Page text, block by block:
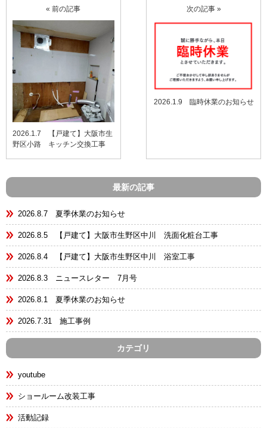
« 前の記事
2026.1.7 【戸建て】大阪市生
野区小路 キッチン交換工事
次の記事 »
2026.1.9 臨時休業のお知らせ
最新の記事
2026.8.7 夏季休業のお知らせ
2026.8.5 【戸建て】大阪市生野区中川 洗面化粧台工事
2026.8.4 【戸建て】大阪市生野区中川 浴室工事
2026.8.3 ニュースレター 7月号
2026.8.1 夏季休業のお知らせ
2026.7.31 施工事例
カテゴリ
youtube
ショールーム改装工事
活動記録